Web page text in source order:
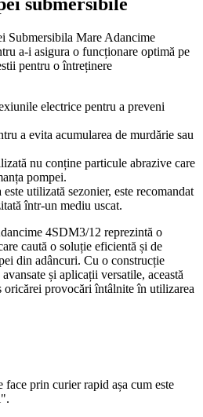
Submersibila Mare Adancime
a-i asigura o funcționare optimă pe
pentru o întreținere
electrice pentru a preveni
a evita acumularea de murdărie sau
nu conține particule abrazive care
pompei.
utilizată sezonier, este recomandat
într-un mediu uscat.
4SDM3/12 reprezintă o
caută o soluție eficientă și de
din adâncuri. Cu o construcție
și aplicații versatile, această
oricărei provocări întâlnite în utilizarea
face prin curier rapid așa cum este